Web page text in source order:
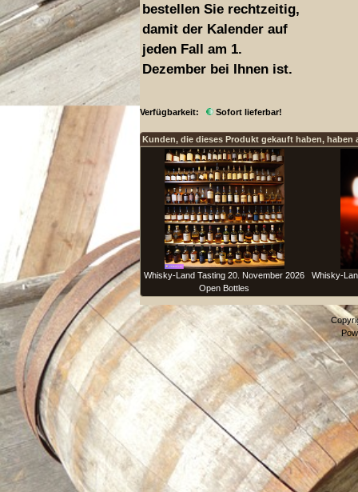
bestellen Sie rechtzeitig,
damit der Kalender auf
jeden Fall am 1.
Dezember bei Ihnen ist.
Verfügbarkeit: Sofort lieferbar!
Kunden, die dieses Produkt gekauft haben,
Whisky-Land Tasting 20. November 2026
Open Bottles
Whisky-